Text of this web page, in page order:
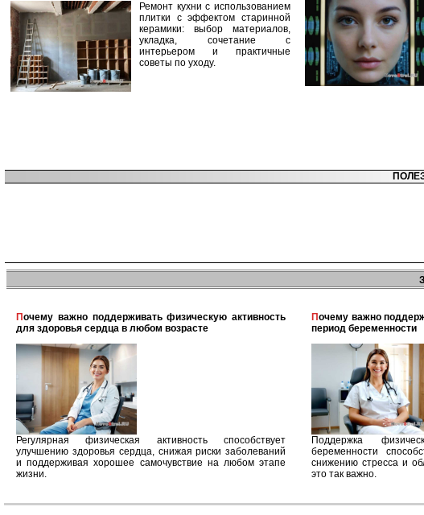
Ремонт кухни с использованием
плитки с эффектом старинной
керамики: выбор материалов,
укладка, сочетание с
интерьером и практичные
советы по уходу.
Почему важно поддерживать физическую активность
для здоровья сердца в любом возрасте
Регулярная физическая активность способствует
улучшению здоровья сердца, снижая риски заболеваний
и поддерживая хорошее самочувствие на любом этапе
жизни.
Почему важно поддерживать физическую активность в
период беременности
Поддержка
беременности
снижению стресса и
это так важно.